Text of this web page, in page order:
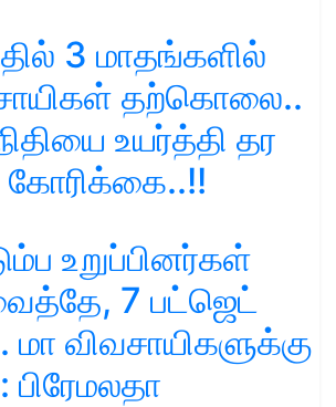
3 மாதங்களில்
தற்கொலை..
உயர்த்தி தர
கோரிக்கை..!!
உறுப்பினர்கள்
7 பட்ஜெட்
விவசாயிகளுக்கு